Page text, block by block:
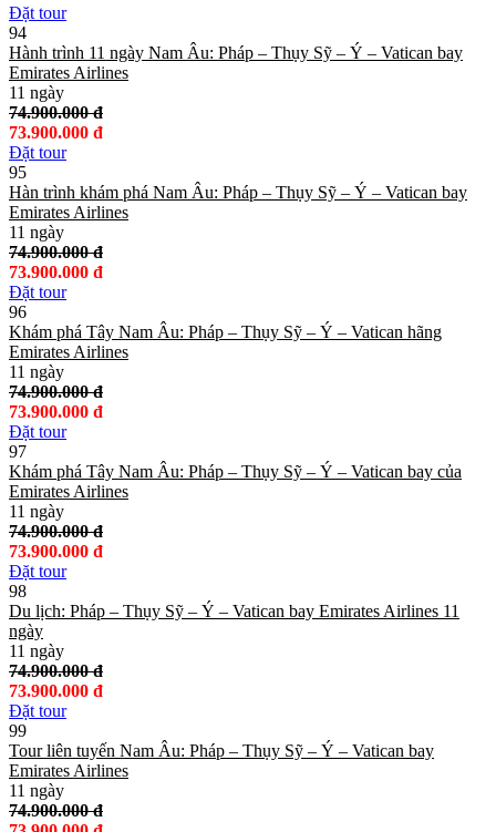
Đặt tour
94
Hành trình 11 ngày Nam Âu: Pháp – Thụy Sỹ – Ý – Vatican bay
Emirates Airlines
11 ngày
74.900.000 đ
73.900.000 đ
Đặt tour
95
Hàn trình khám phá Nam Âu: Pháp – Thụy Sỹ – Ý – Vatican bay
Emirates Airlines
11 ngày
74.900.000 đ
73.900.000 đ
Đặt tour
96
Khám phá Tây Nam Âu: Pháp – Thụy Sỹ – Ý – Vatican hãng
Emirates Airlines
11 ngày
74.900.000 đ
73.900.000 đ
Đặt tour
97
Khám phá Tây Nam Âu: Pháp – Thụy Sỹ – Ý – Vatican bay của
Emirates Airlines
11 ngày
74.900.000 đ
73.900.000 đ
Đặt tour
98
Du lịch: Pháp – Thụy Sỹ – Ý – Vatican bay Emirates Airlines 11
ngày
11 ngày
74.900.000 đ
73.900.000 đ
Đặt tour
99
Tour liên tuyến Nam Âu: Pháp – Thụy Sỹ – Ý – Vatican bay
Emirates Airlines
11 ngày
74.900.000 đ